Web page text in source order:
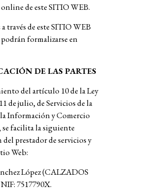
de este SITIO WEB.
través de este SITIO WEB
formalizarse en
DE LAS PARTES
del artículo 10 de la Ley
de julio, de Servicios de la
la Información y Comercio
facilita la siguiente
prestador de servicios y
Web:
López (CALZADOS
7517790X.